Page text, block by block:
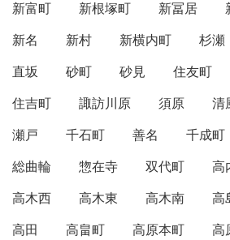
新富町
新根塚町 新冨居
新名
新村 新横内町 杉瀬
直坂
砂町 砂見 住友町
住吉町
諏訪川原 須原 清
瀬戸
千石町 善名 千成町
総曲輪
惣在寺 双代町 高
高木西
高木東 高木南 高
高田
高畠町 高原本町 高